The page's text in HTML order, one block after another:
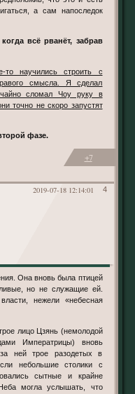
а сам напоследок
смысла. Я сделал
сломал Чоу руку в
точно не скоро запустят
фазе.
+7
4
2019-07-18 12:14:01
но не служащие ей.
нежели «небесная
Императрицы) вновь
ней трое разодетых в
небольшие столики с
сытные и крайне
могла услышать, что